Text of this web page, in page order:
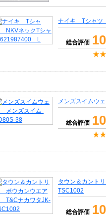
ナイキ Tシャツ
総合評価
メンズスイムウ
総合評価
タウン＆カント
TSC1002
総合評価